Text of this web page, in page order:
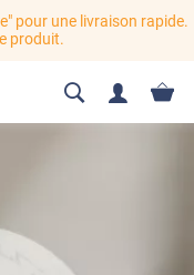
pour une livraison rapide.
produit.